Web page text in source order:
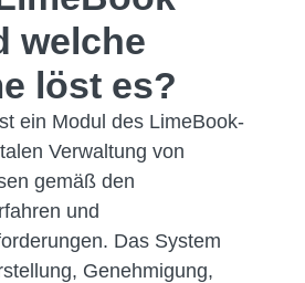
welche
löst es?
ein Modul des LimeBook-
Verwaltung von
gemäß den
und
Das System
Genehmigung,